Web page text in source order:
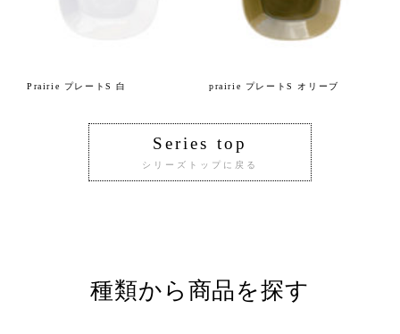
Prairie プレートS 白 prairie プレートS オリーブ
Series top
シリーズトップに戻る
種類から商品を探す